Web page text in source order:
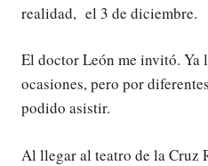
realidad, el 3 de diciembre.
El doctor León me invitó. Ya
ocasiones, pero por
podido asistir.
Al llegar al teatro de la Cruz